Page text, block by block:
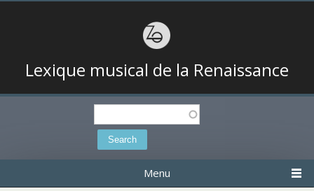
Lexique musical de la Renaissance
Search
Menu